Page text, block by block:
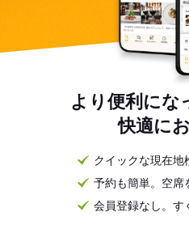
より便利にな
快適に
クイックな現在地
予約も簡単。空席
会員登録なし。す